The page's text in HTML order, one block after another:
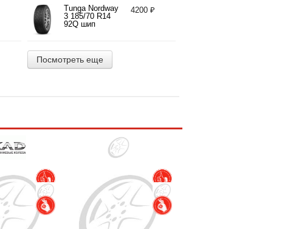
Tunga Nordway
3 185/70 R14
92Q шип
4200 ₽
Посмотреть еще